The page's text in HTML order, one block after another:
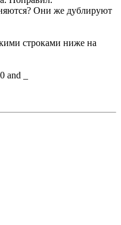
Они же дублируют
строками ниже на
_